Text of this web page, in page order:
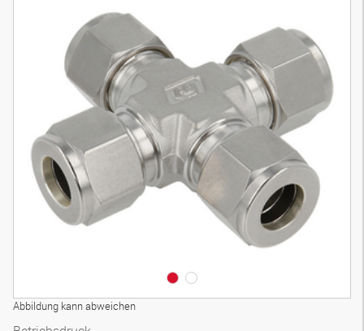
Abbildung kann abweichen